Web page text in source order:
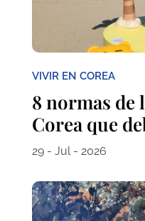
VIVIR EN COREA
8 normas de
Corea que
29 - Jul - 2026